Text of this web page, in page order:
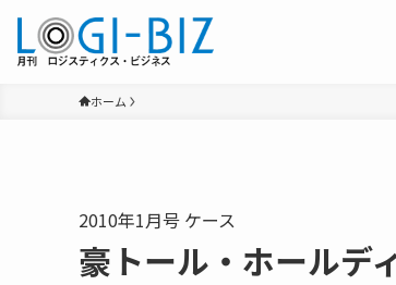
ホーム
2010年1月号 ケース
豪トール・ホール